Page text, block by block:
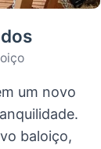
um novo
baloiço,